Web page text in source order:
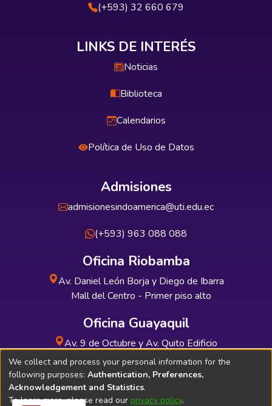
(+593) 32 660 679
LINKS DE INTERÉS
Noticias
Biblioteca
Calendarios
Política de Uso de Datos
Admisiones
admisionesindoamerica@uti.edu.ec
(+593) 963 088 088
Oficina Riobamba
Av. Daniel León Borja y Diego de Ibarra
Mall del Centro - Primer piso alto
Oficina Guayaquil
Av. 9 de Octubre y Av. Quito Edificio
INDUAUTO - Planta baja
We collect and process your personal information for the
following purposes: Authentication, Preferences,
Acknowledgement and Statistics.
To learn more, please read our privacy policy.